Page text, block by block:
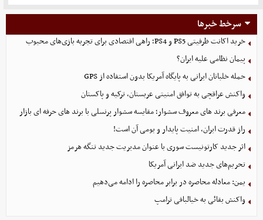
سرخط خبرها
خرید اکانت ظرفیتی PS5 و PS4؛ راهی اقتصادی برای تجربه بازی‌های محبوب
پیمان نظامی علیه ایران؟
حمله خلبانان ایرانی به پایگاه آمریکا بدون استفاده از GPS
واکنش عراقچی به توافق امنیتی عربستان، ترکیه و پاکستان
معرفی برند های معروف سشوار؛ مقایسه سشوار پرنسلی با برند های حرفه ای بازار
راز قدرت ایران، امنیت پایدار و بومی آن است!
اثر جدید کارتونیست سوری با عنوان مدیریت جدید تنگه هرمز
تحریم‌های جدید ضد ایرانی آمریکا
یمن: معادله محاصره در برابر محاصره را ادامه می‌دهیم
واکنش بقائی به خیالبافی ترامپ